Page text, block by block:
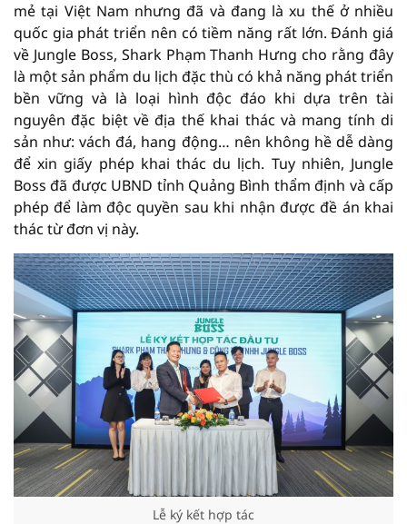
mẻ tại Việt Nam nhưng đã và đang là xu thế ở nhiều
quốc gia phát triển nên có tiềm năng rất lớn. Đánh giá
về Jungle Boss, Shark Phạm Thanh Hưng cho rằng đây
là một sản phẩm du lịch đặc thù có khả năng phát triển
bền vững và là loại hình độc đáo khi dựa trên tài
nguyên đặc biệt về địa thế khai thác và mang tính di
sản như: vách đá, hang động… nên không hề dễ dàng
để xin giấy phép khai thác du lịch. Tuy nhiên, Jungle
Boss đã được UBND tỉnh Quảng Bình thẩm định và cấp
phép để làm độc quyền sau khi nhận được đề án khai
thác từ đơn vị này.
Lễ ký kết hợp tác